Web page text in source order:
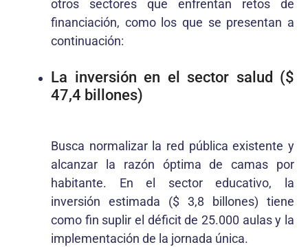
otros sectores que enfrentan retos de
financiación, como los que se presentan a
continuación:
La inversión en el sector salud ($
47,4 billones)
Busca normalizar la red pública existente y
alcanzar la razón óptima de camas por
habitante. En el sector educativo, la
inversión estimada ($ 3,8 billones) tiene
como fin suplir el déficit de 25.000 aulas y la
implementación de la jornada única.